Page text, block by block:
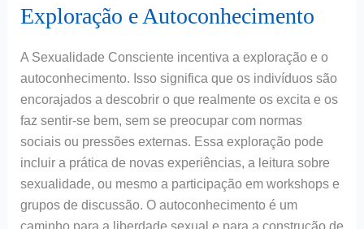
Exploração e Autoconhecimento
A Sexualidade Consciente incentiva a exploração e o
autoconhecimento. Isso significa que os indivíduos são
encorajados a descobrir o que realmente os excita e os
faz sentir-se bem, sem se preocupar com normas
sociais ou pressões externas. Essa exploração pode
incluir a prática de novas experiências, a leitura sobre
sexualidade, ou mesmo a participação em workshops e
grupos de discussão. O autoconhecimento é um
caminho para a liberdade sexual e para a construção de